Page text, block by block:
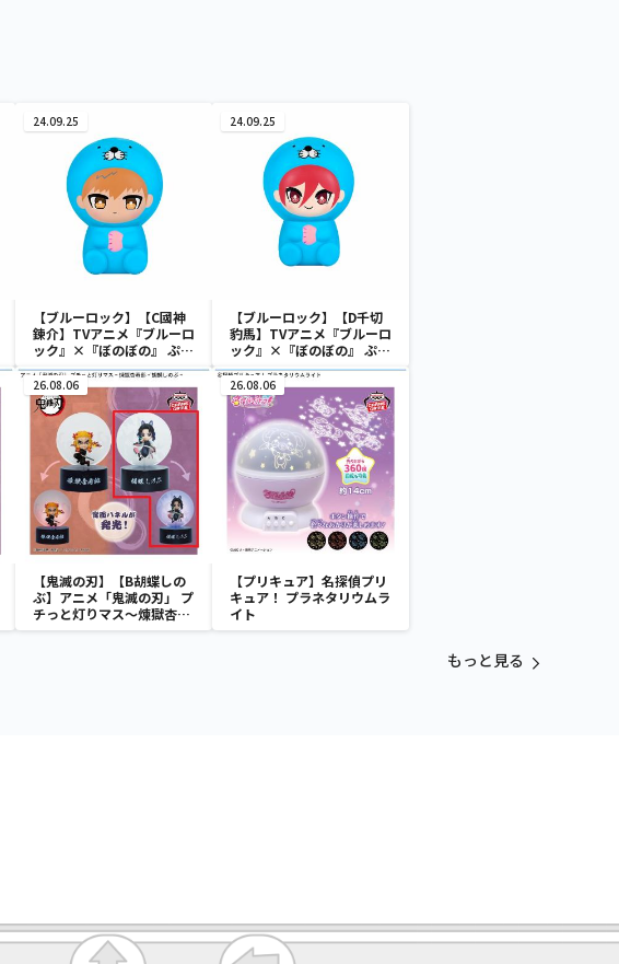
24.09.25
【ブルーロック】【C國神
錬介】TVアニメ『ブルーロ
ック』×『ぼのぼの』 ぷに
ぷにソフビフィギュア
24.09.25
【ブルーロック】【D千切
豹馬】TVアニメ『ブルーロ
ック』×『ぼのぼの』 ぷに
ぷにソフビフィギュア
26.08.06
【鬼滅の刃】【B胡蝶しの
ぶ】アニメ「鬼滅の刃」 プ
チっと灯りマス～煉獄杏寿
郎・胡蝶しのぶ～
26.08.06
【プリキュア】名探偵プリ
キュア！ プラネタリウムラ
イト
もっと見る